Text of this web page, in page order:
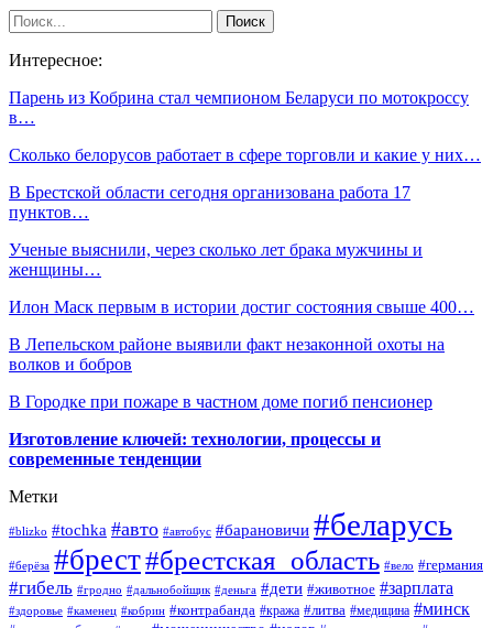
Интересное:
Парень из Кобрина стал чемпионом Беларуси по мотокроссу
в…
Сколько белорусов работает в сфере торговли и какие у них…
В Брестской области сегодня организована работа 17
пунктов…
Ученые выяснили, через сколько лет брака мужчины и
женщины…
Илон Маск первым в истории достиг состояния свыше 400…
В Лепельском районе выявили факт незаконной охоты на
волков и бобров
В Городке при пожаре в частном доме погиб пенсионер
Изготовление ключей: технологии, процессы и
современные тенденции
Метки
#blizko #tochka #авто #автобус #барановичи #беларусь
#берёза #брест#брестская_область #вело #германия
#гибель #гродно #дальнобойщик #деньга #дети #животное #зарплата
#здоровье #каменец #кобрин #контрабанда #кража #литва #медицина #минск